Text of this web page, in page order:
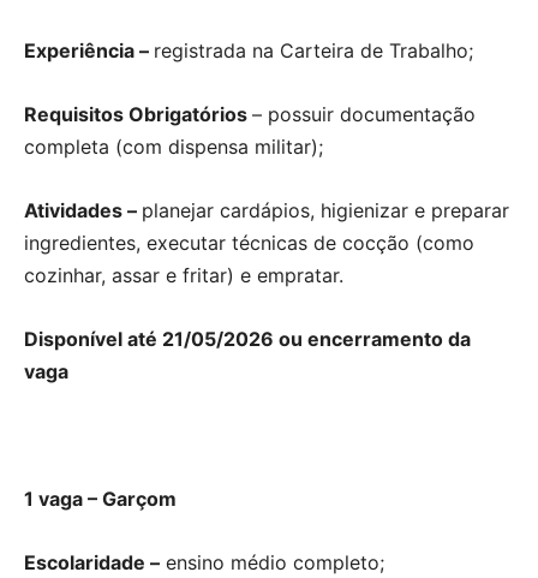
Experiência – registrada na Carteira de Trabalho;
Requisitos Obrigatórios – possuir documentação
completa (com dispensa militar);
Atividades – planejar cardápios, higienizar e preparar
ingredientes, executar técnicas de cocção (como
cozinhar, assar e fritar) e empratar.
Disponível até 21/05/2026 ou encerramento da
vaga
1 vaga – Garçom
Escolaridade – ensino médio completo;